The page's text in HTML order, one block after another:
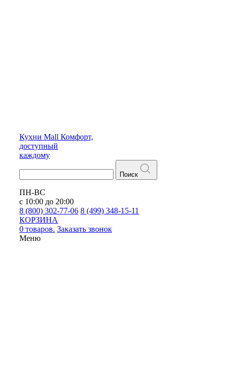
Кухни Mall Комфорт,
доступный
каждому
Поиск
ПН-ВС
с 10:00 до 20:00
8 (800) 302-77-06 8 (499) 348-15-11
КОРЗИНА
0 товаров. Заказать звонок
Меню